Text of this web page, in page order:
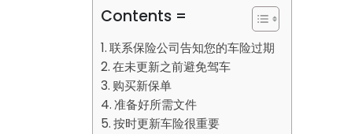
Contents =
联系保险公司告知您的车险过期
在未更新之前避免驾车
购买新保单
准备好所需文件
按时更新车险很重要